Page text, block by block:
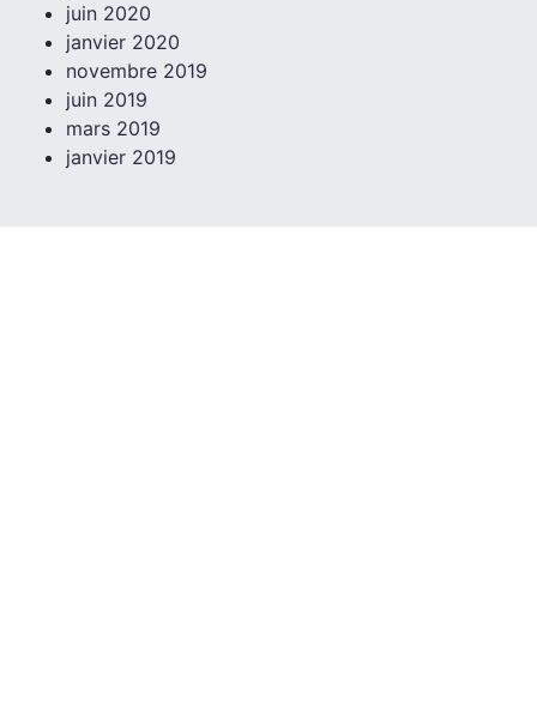
juin 2020
janvier 2020
novembre 2019
juin 2019
mars 2019
janvier 2019